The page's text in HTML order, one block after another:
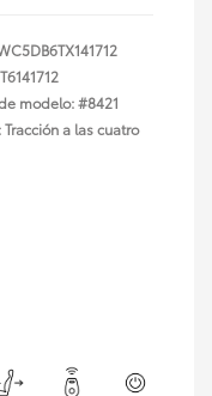
T6141712
modelo: #8421
Tracción a las cuatro